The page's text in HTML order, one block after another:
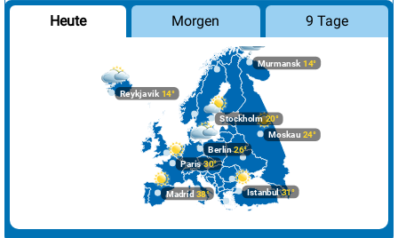
Heute Morgen 9 Tage
Istanbul31°
Moskau 24°
Murmansk 14°
Stockholm20°
Paris30°
Madrid 38°
Reykjavik 14°
Berlin26°